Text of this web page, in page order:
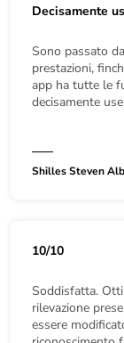
Decisamente
Sono passato
prestazioni,
app ha tutte le
decisamente
Shilles Steven
10/10
Soddisfatta.
rilevazione
essere